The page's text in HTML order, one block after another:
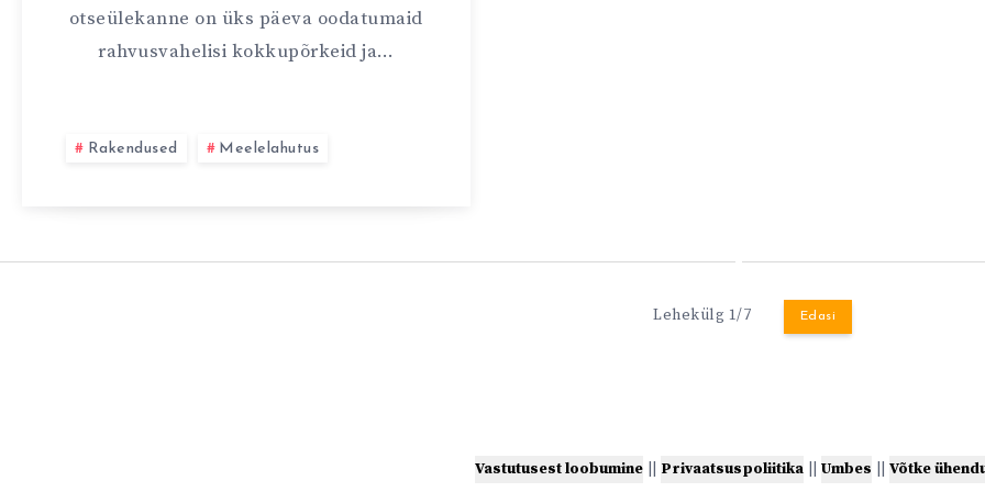
otseülekanne on üks päeva oodatumaid
rahvusvahelisi kokkupõrkeid ja…
Rakendused Meelelahutus
Lehekülg 1/7 Edasi
Vastutusest loobumine Privaatsuspoliitika Umbes Võtke